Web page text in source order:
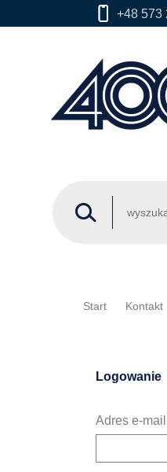
+48 573
Start Kontakt
Logowanie
Adres e-mail